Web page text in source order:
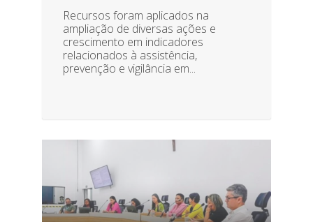
Recursos foram aplicados na
ampliação de diversas ações e
crescimento em indicadores
relacionados à assistência,
prevenção e vigilância em...